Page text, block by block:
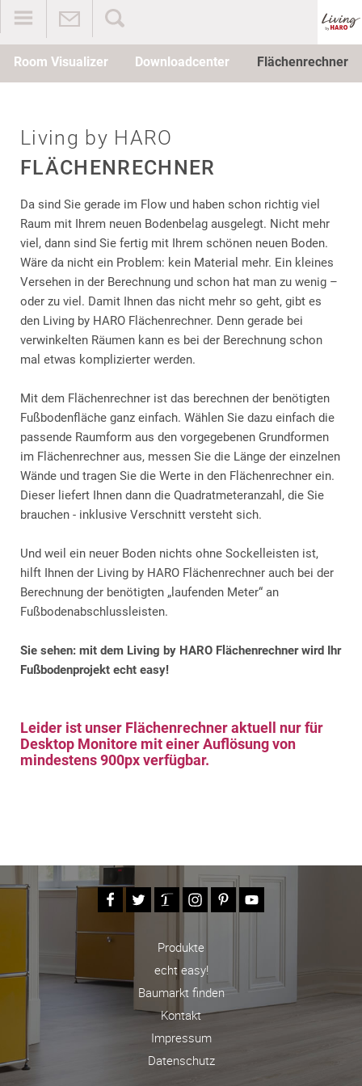
Room Visualizer Downloadcenter Flächenrechner
Living by HARO
FLÄCHENRECHNER
Da sind Sie gerade im Flow und haben schon richtig viel
Raum mit Ihrem neuen Bodenbelag ausgelegt. Nicht mehr
viel, dann sind Sie fertig mit Ihrem schönen neuen Boden.
Wäre da nicht ein Problem: kein Material mehr. Ein kleines
Versehen in der Berechnung und schon hat man zu wenig –
oder zu viel. Damit Ihnen das nicht mehr so geht, gibt es
den Living by HARO Flächenrechner. Denn gerade bei
verwinkelten Räumen kann es bei der Berechnung schon
mal etwas komplizierter werden.
Mit dem Flächenrechner ist das berechnen der benötigten
Fußbodenfläche ganz einfach. Wählen Sie dazu einfach die
passende Raumform aus den vorgegebenen Grundformen
im Flächenrechner aus, messen Sie die Länge der einzelnen
Wände und tragen Sie die Werte in den Flächenrechner ein.
Dieser liefert Ihnen dann die Quadratmeteranzahl, die Sie
brauchen - inklusive Verschnitt versteht sich.
Und weil ein neuer Boden nichts ohne Sockelleisten ist,
hilft Ihnen der Living by HARO Flächenrechner auch bei der
Berechnung der benötigten „laufenden Meter“ an
Fußbodenabschlussleisten.
Sie sehen: mit dem Living by HARO Flächenrechner wird Ihr
Fußbodenprojekt echt easy!
Leider ist unser Flächenrechner aktuell nur für
Desktop Monitore mit einer Auflösung von
mindestens 900px verfügbar.
Produkte
echt easy!
Baumarkt finden
Kontakt
Impressum
Datenschutz